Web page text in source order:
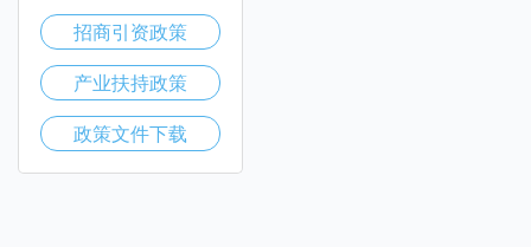
招商引资政策
产业扶持政策
政策文件下载